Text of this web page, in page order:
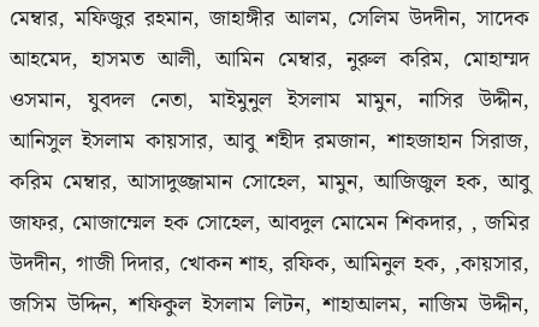
মেম্বার, মফিজুর রহমান, জাহাঙ্গীর আলম, সেলিম উদদীন, সাদেক
আহমেদ, হাসমত আলী, আমিন মেম্বার, নুরুল করিম, মোহাম্মদ
ওসমান, যুবদল নেতা, মাইমুনুল ইসলাম মামুন, নাসির উদ্দীন,
আনিসুল ইসলাম কায়সার, আবু শহীদ রমজান, শাহজাহান সিরাজ,
করিম মেম্বার, আসাদুজ্জামান সোহেল, মামুন, আজিজুল হক, আবু
জাফর, মোজাম্মেল হক সোহেল, আবদুল মোমেন শিকদার, , জমির
উদদীন, গাজী দিদার, খোকন শাহ, রফিক, আমিনুল হক, ,কায়সার,
জসিম উদ্দিন, শফিকুল ইসলাম লিটন, শাহাআলম, নাজিম উদ্দীন,